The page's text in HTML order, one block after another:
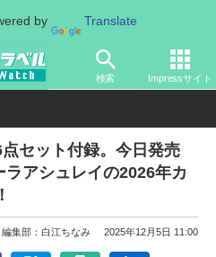
by Translate
検索 Impressサイト
旅行グッズ 文具
点セット付録。今日発売
ラアシュレイの2026年カ
編集部：白江ちなみ 2025年12月5日 11:00